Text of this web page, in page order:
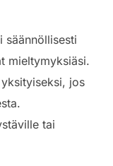
säännöllisesti
mieltymyksiäsi.
jos
tai